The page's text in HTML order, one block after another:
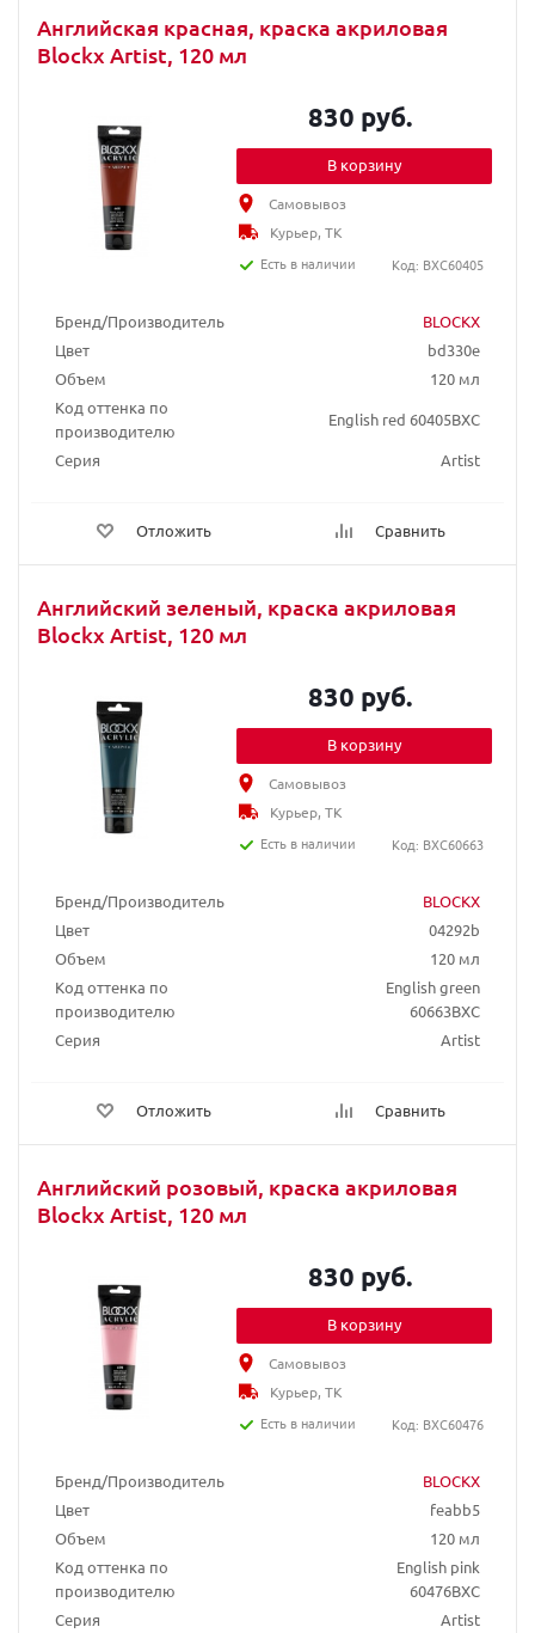
Английская красная, краска акриловая
Blockx Artist, 120 мл
Бренд/Производитель
BLOCKX
Цвет
bd330e
Объем
120 мл
Код оттенка по
производителю
English red 60405BXC
Серия
Artist
Отложить Сравнить
830 руб.
В корзину
Самовывоз
Курьер, ТК
Есть в наличии
Код: BXC60405
Английский зеленый, краска акриловая
Blockx Artist, 120 мл
Бренд/Производитель
BLOCKX
Цвет
04292b
Объем
120 мл
Код оттенка по
производителю
English green
60663BXC
Серия
Artist
Отложить Сравнить
830 руб.
В корзину
Самовывоз
Курьер, ТК
Есть в наличии
Код: BXC60663
Английский розовый, краска акриловая
Blockx Artist, 120 мл
Бренд/Производитель
BLOCKX
Цвет
feabb5
Объем
120 мл
Код оттенка по
производителю
English pink
60476BXC
Серия
Artist
830 руб.
В корзину
Самовывоз
Курьер, ТК
Есть в наличии
Код: BXC60476